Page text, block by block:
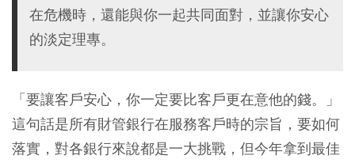
在危機時，還能與你一起共同面對，並讓你安心
的淡定理專。
「要讓客戶安心，你一定要比客戶更在意他的錢。」
這句話是所有財管銀行在服務客戶時的宗旨，要如何
落實，對各銀行來說都是一大挑戰，但今年拿到最佳